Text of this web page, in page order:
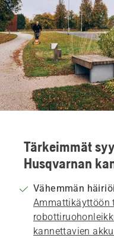
Tärkeimmät
Husqvarnan
Vähemmän
Ammattikäyttöön
kannettavien